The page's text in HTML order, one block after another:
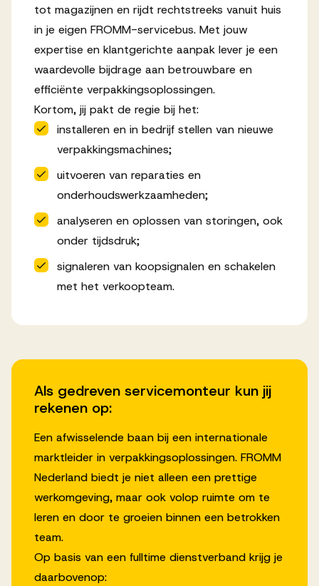
tot magazijnen en rijdt rechtstreeks vanuit huis
in je eigen FROMM-servicebus. Met jouw
expertise en klantgerichte aanpak lever je een
waardevolle bijdrage aan betrouwbare en
efficiënte verpakkingsoplossingen.
Kortom, jij pakt de regie bij het:
installeren en in bedrijf stellen van nieuwe
verpakkingsmachines;
uitvoeren van reparaties en
onderhoudswerkzaamheden;
analyseren en oplossen van storingen, ook
onder tijdsdruk;
signaleren van koopsignalen en schakelen
met het verkoopteam.
Als gedreven servicemonteur kun jij
rekenen op:
Een afwisselende baan bij een internationale
marktleider in verpakkingsoplossingen. FROMM
Nederland biedt je niet alleen een prettige
werkomgeving, maar ook volop ruimte om te
leren en door te groeien binnen een betrokken
team.
Op basis van een fulltime dienstverband krijg je
daarbovenop: